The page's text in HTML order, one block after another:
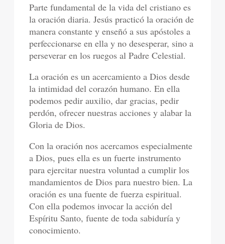
Parte fundamental de la vida del cristiano es
la oración diaria. Jesús practicó la oración de
manera constante y enseñó a sus apóstoles a
perfeccionarse en ella y no desesperar, sino a
perseverar en los ruegos al Padre Celestial.
La oración es un acercamiento a Dios desde
la intimidad del corazón humano. En ella
podemos pedir auxilio, dar gracias, pedir
perdón, ofrecer nuestras acciones y alabar la
Gloria de Dios.
Con la oración nos acercamos especialmente
a Dios, pues ella es un fuerte instrumento
para ejercitar nuestra voluntad a cumplir los
mandamientos de Dios para nuestro bien. La
oración es una fuente de fuerza espiritual.
Con ella podemos invocar la acción del
Espíritu Santo, fuente de toda sabiduría y
conocimiento.